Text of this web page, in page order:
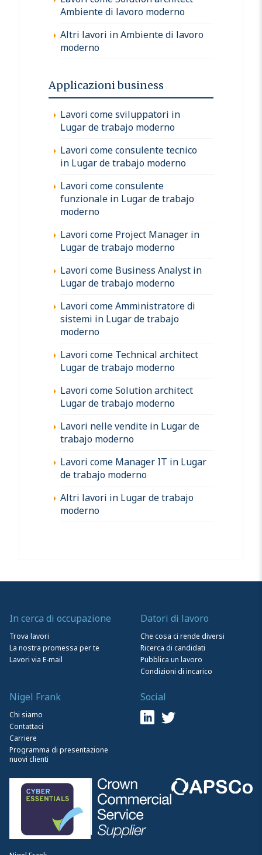
Ambiente di lavoro moderno
Altri lavori in Ambiente di lavoro
moderno
Applicazioni business
Lavori come sviluppatori in
Lugar de trabajo moderno
Lavori come consulente tecnico
in Lugar de trabajo moderno
Lavori come consulente
funzionale in Lugar de trabajo
moderno
Lavori come Project Manager in
Lugar de trabajo moderno
Lavori come Business Analyst in
Lugar de trabajo moderno
Lavori come Amministratore di
sistemi in Lugar de trabajo
moderno
Lavori come Technical architect
Lugar de trabajo moderno
Lavori come Solution architect
Lugar de trabajo moderno
Lavori nelle vendite in Lugar de
trabajo moderno
Lavori come Manager IT in Lugar
de trabajo moderno
Altri lavori in Lugar de trabajo
moderno
In cerca di occupazione
Trova lavori
La nostra promessa per te
Lavori via E-mail
Datori di lavoro
Che cosa ci rende diversi
Ricerca di candidati
Pubblica un lavoro
Condizioni di incarico
Nigel Frank
Chi siamo
Contattaci
Carriere
Programma di presentazione
nuovi clienti
Social